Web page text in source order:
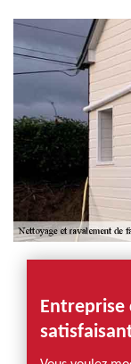
Entreprise